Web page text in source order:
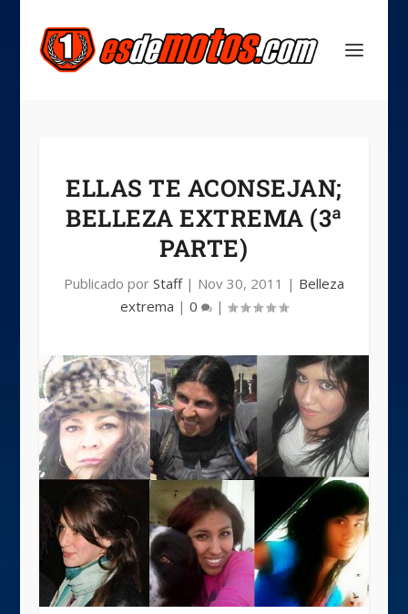
ELLAS TE ACONSEJAN;
BELLEZA EXTREMA (3ª
PARTE)
Publicado por Staff| Nov 30, 2011 | Belleza
extrema | 0 |